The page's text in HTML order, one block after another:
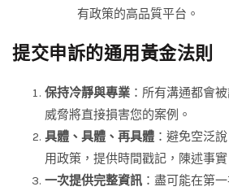
有政策的高品質平台。
提交申訴的通用黃金法則
保持冷靜與專業 ：所有溝通都會
威脅將直接損害您的案例。
具體、具體、再具體 ：避免空泛
用政策，提供時間戳記，陳述事實
一次提供完整資訊 ：盡可能在第